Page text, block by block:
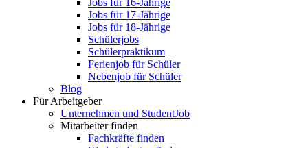
Jobs für 16-Jährige
Jobs für 17-Jährige
Jobs für 18-Jährige
Schülerjobs
Schülerpraktikum
Ferienjob für Schüler
Nebenjob für Schüler
Blog
Für Arbeitgeber
Unternehmen und StudentJob
Mitarbeiter finden
Fachkräfte finden